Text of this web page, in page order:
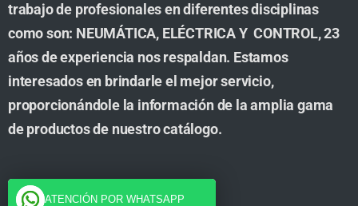
trabajo de profesionales en diferentes disciplinas
como son: NEUMÁTICA, ELÉCTRICA Y CONTROL, 23
años de experiencia nos respaldan. Estamos
interesados en brindarle el mejor servicio,
proporcionándole la información de la amplia gama
de productos de nuestro catálogo.
CuentaATENCIÓN POR WHATSAPP